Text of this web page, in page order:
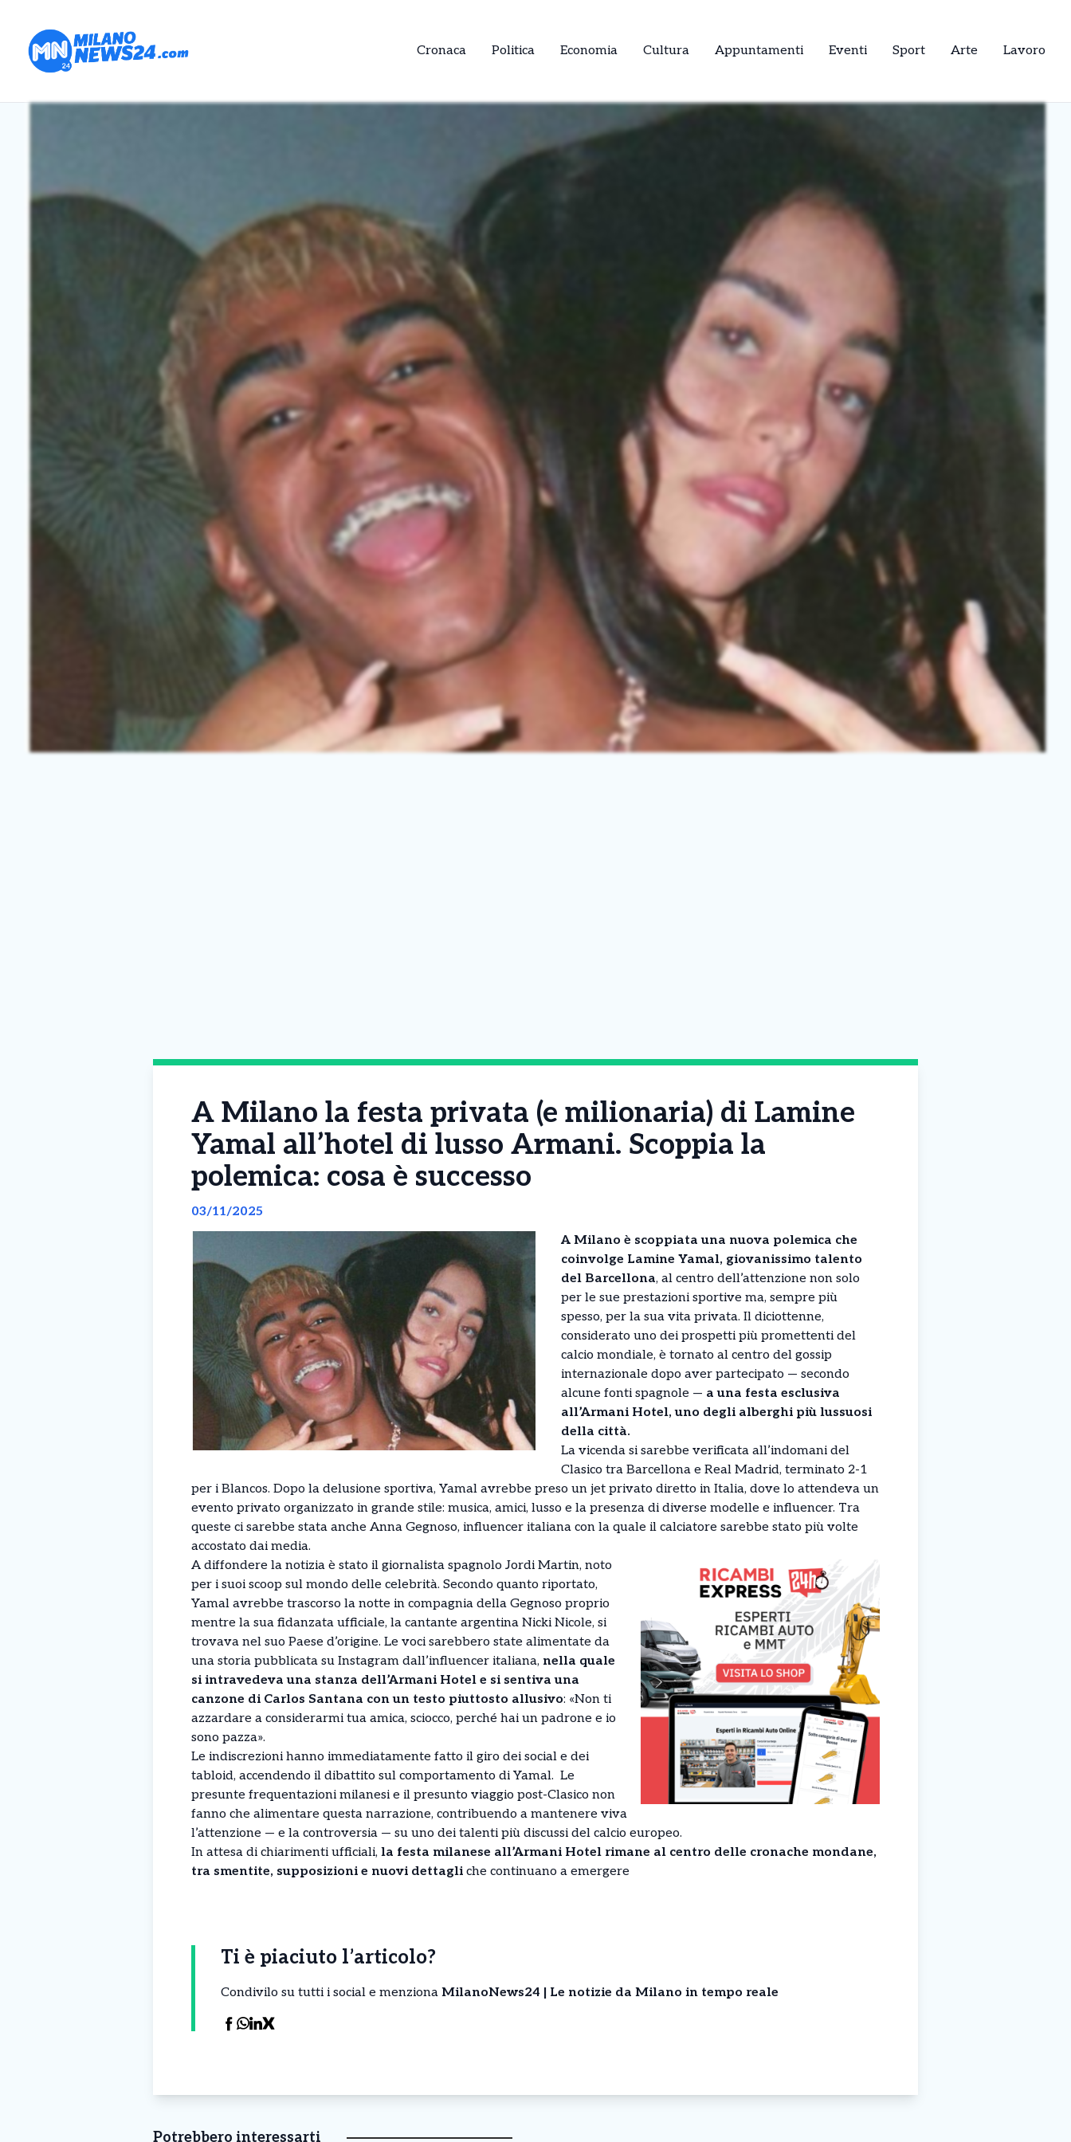
Cronaca Politica Economia Cultura Appuntamenti Eventi Sport Arte Lavoro
A Milano la festa privata (e milionaria) di Lamine
Yamal all’hotel di lusso Armani. Scoppia la
polemica: cosa è successo
03/11/2025
A Milano è scoppiata una nuova polemica che
coinvolge Lamine Yamal, giovanissimo talento
del Barcellona, al centro dell’attenzione non solo
per le sue prestazioni sportive ma, sempre più
spesso, per la sua vita privata. Il diciottenne,
considerato uno dei prospetti più promettenti del
calcio mondiale, è tornato al centro del gossip
internazionale dopo aver partecipato — secondo
alcune fonti spagnole — a una festa esclusiva
all’Armani Hotel, uno degli alberghi più lussuosi
della città.
La vicenda si sarebbe verificata all’indomani del
Clasico tra Barcellona e Real Madrid, terminato 2-1
per i Blancos. Dopo la delusione sportiva, Yamal avrebbe preso un jet privato diretto in Italia, dove lo attendeva un
evento privato organizzato in grande stile: musica, amici, lusso e la presenza di diverse modelle e influencer. Tra
queste ci sarebbe stata anche Anna Gegnoso, influencer italiana con la quale il calciatore sarebbe stato più volte
accostato dai media.
A diffondere la notizia è stato il giornalista spagnolo Jordi Martin, noto
per i suoi scoop sul mondo delle celebrità. Secondo quanto riportato,
Yamal avrebbe trascorso la notte in compagnia della Gegnoso proprio
mentre la sua fidanzata ufficiale, la cantante argentina Nicki Nicole, si
trovava nel suo Paese d’origine. Le voci sarebbero state alimentate da
una storia pubblicata su Instagram dall’influencer italiana, nella quale
si intravedeva una stanza dell’Armani Hotel e si sentiva una
canzone di Carlos Santana con un testo piuttosto allusivo: «Non ti
azzardare a considerarmi tua amica, sciocco, perché hai un padrone e io
sono pazza».
Le indiscrezioni hanno immediatamente fatto il giro dei social e dei
tabloid, accendendo il dibattito sul comportamento di Yamal. Le
presunte frequentazioni milanesi e il presunto viaggio post-Clasico non
fanno che alimentare questa narrazione, contribuendo a mantenere viva
l’attenzione — e la controversia — su uno dei talenti più discussi del calcio europeo.
In attesa di chiarimenti ufficiali, la festa milanese all’Armani Hotel rimane al centro delle cronache mondane,
tra smentite, supposizioni e nuovi dettagli che continuano a emergere
Ti è piaciuto l’articolo?
Condivilo su tutti i social e menziona MilanoNews24 | Le notizie da Milano in tempo reale
Potrebbero interessarti